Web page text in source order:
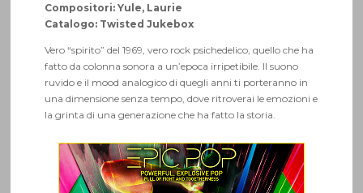
Compositori: Yule, Laurie
Catalogo: Twisted Jukebox
Vero “spirito” del 1969, vero rock psichedelico, quello che ha
fatto da colonna sonora a un’epoca irripetibile. Il suono
ruvido e il mood analogico di quegli anni ti porteranno in
una dimensione senza tempo, dove ritroverai le emozioni e
la grinta di una generazione che ha fatto la storia.